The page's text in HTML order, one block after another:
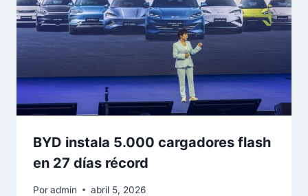
BYD instala 5.000 cargadores flash
en 27 días récord
Poradmin abril 5, 2026